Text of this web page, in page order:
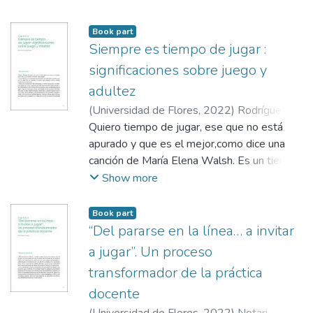
forma de intervenir pedagógicamente
cuando propones el jugar y esto se inicia
con los chicos y chicas.
Book part
Siempre es tiempo de jugar :
significaciones sobre juego y
adultez
(Universidad de Flores, 2022) Rodríguez,
Cecilia Andrea ;Dupuy, Manuel;Gómez
Smyth, Leonardo
Quiero tiempo de jugar, ese que no está
apurado y que es el mejor,como dice una
canción de María Elena Walsh. Es un tiempo
y un momento que le está haciendo falta al
razón para hacerlo, solo el simple motivo de
ser divertido. Cada vez se presentan más
obstáculos, a medida que pasan los años,
para jugar con otros, experimentar ese
momento de encuentro, de risas
compartidas, como tantas otras emociones
Show more
Book part
“Del pararse en la línea… a invitar
a jugar”. Un proceso
transformador de la práctica
docente